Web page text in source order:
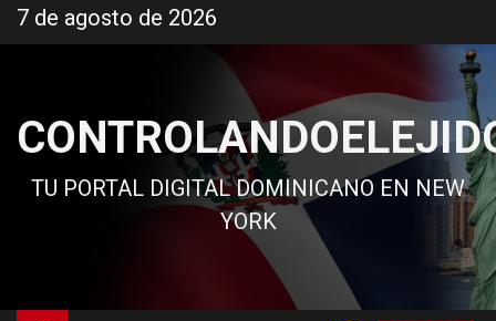
al
7 de agosto de 2026
TU PORTAL DIGITAL DOMINICANO EN NEW
YORK